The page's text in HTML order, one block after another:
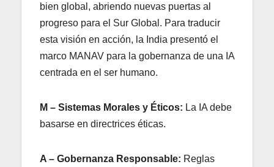
bien global, abriendo nuevas puertas al
progreso para el Sur Global. Para traducir
esta visión en acción, la India presentó el
marco MANAV para la gobernanza de una IA
centrada en el ser humano.
M – Sistemas Morales y Éticos: La IA debe
basarse en directrices éticas.
A – Gobernanza Responsable: Reglas